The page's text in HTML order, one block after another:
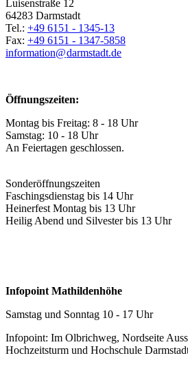
Luisenstraße 12
64283 Darmstadt
Tel.: +49 6151 - 1345-13
Fax: +49 6151 - 1347-5858
information@darmstadt.de
Öffnungszeiten:
Montag bis Freitag: 8 - 18 Uhr
Samstag: 10 - 18 Uhr
An Feiertagen geschlossen.
Sonderöffnungszeiten
Faschingsdienstag bis 14 Uhr
Heinerfest Montag bis 13 Uhr
Heilig Abend und Silvester bis 13 Uhr
Infopoint Mathildenhöhe
Samstag und Sonntag 10 - 17 Uhr
Infopoint: Im Olbrichweg, Nordseite
Hochzeitsturm und Hochschule